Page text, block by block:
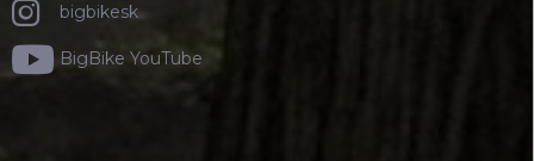
bigbikesk
BigBike YouTube